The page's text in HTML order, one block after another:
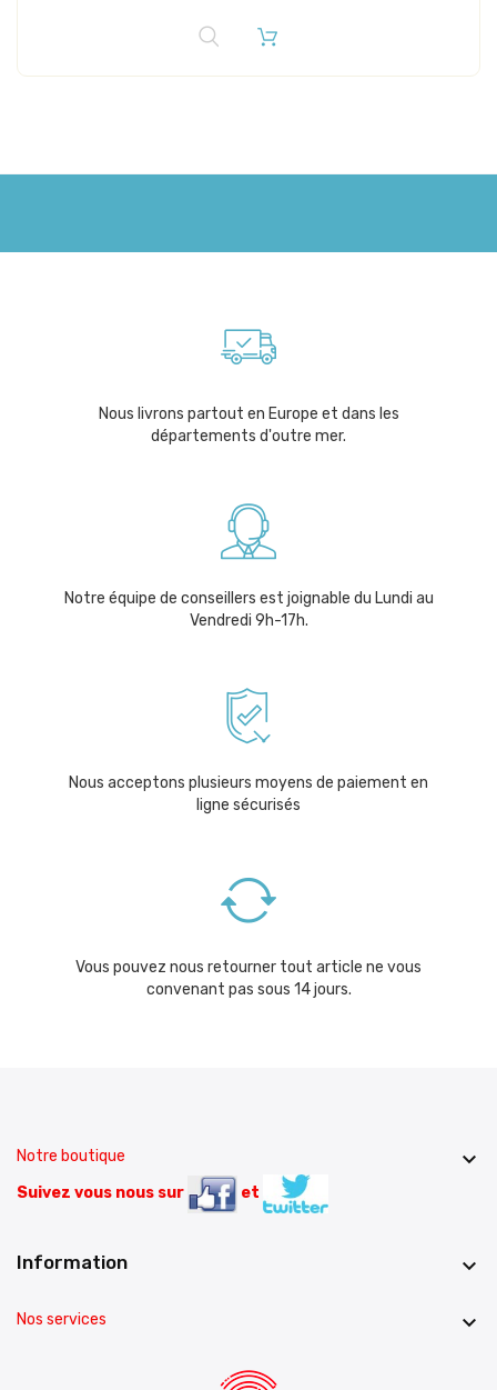
Nous livrons partout en Europe et dans les
départements d'outre mer.
Notre équipe de conseillers est joignable du Lundi au
Vendredi 9h-17h.
Nous acceptons plusieurs moyens de paiement en
ligne sécurisés
Vous pouvez nous retourner tout article ne vous
convenant pas sous 14 jours.
Notre boutique 
Suivez vous nous sur et
Information 
Nos services 